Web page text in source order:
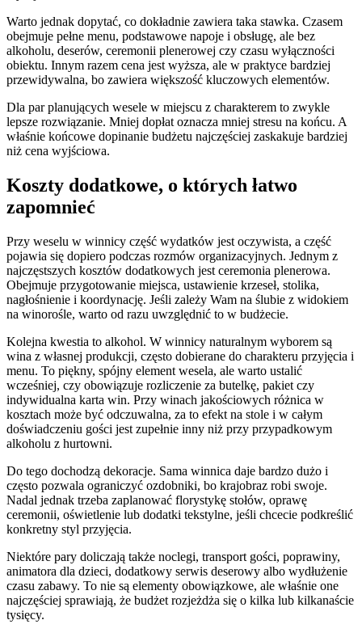
Warto jednak dopytać, co dokładnie zawiera taka stawka. Czasem
obejmuje pełne menu, podstawowe napoje i obsługę, ale bez
alkoholu, deserów, ceremonii plenerowej czy czasu wyłączności
obiektu. Innym razem cena jest wyższa, ale w praktyce bardziej
przewidywalna, bo zawiera większość kluczowych elementów.
Dla par planujących wesele w miejscu z charakterem to zwykle
lepsze rozwiązanie. Mniej dopłat oznacza mniej stresu na końcu. A
właśnie końcowe dopinanie budżetu najczęściej zaskakuje bardziej
niż cena wyjściowa.
Koszty dodatkowe, o których łatwo
zapomnieć
Przy weselu w winnicy część wydatków jest oczywista, a część
pojawia się dopiero podczas rozmów organizacyjnych. Jednym z
najczęstszych kosztów dodatkowych jest ceremonia plenerowa.
Obejmuje przygotowanie miejsca, ustawienie krzeseł, stolika,
nagłośnienie i koordynację. Jeśli zależy Wam na ślubie z widokiem
na winorośle, warto od razu uwzględnić to w budżecie.
Kolejna kwestia to alkohol. W winnicy naturalnym wyborem są
wina z własnej produkcji, często dobierane do charakteru przyjęcia i
menu. To piękny, spójny element wesela, ale warto ustalić
wcześniej, czy obowiązuje rozliczenie za butelkę, pakiet czy
indywidualna karta win. Przy winach jakościowych różnica w
kosztach może być odczuwalna, za to efekt na stole i w całym
doświadczeniu gości jest zupełnie inny niż przy przypadkowym
alkoholu z hurtowni.
Do tego dochodzą dekoracje. Sama winnica daje bardzo dużo i
często pozwala ograniczyć ozdobniki, bo krajobraz robi swoje.
Nadal jednak trzeba zaplanować florystykę stołów, oprawę
ceremonii, oświetlenie lub dodatki tekstylne, jeśli chcecie podkreślić
konkretny styl przyjęcia.
Niektóre pary doliczają także noclegi, transport gości, poprawiny,
animatora dla dzieci, dodatkowy serwis deserowy albo wydłużenie
czasu zabawy. To nie są elementy obowiązkowe, ale właśnie one
najczęściej sprawiają, że budżet rozjeżdża się o kilka lub kilkanaście
tysięcy.